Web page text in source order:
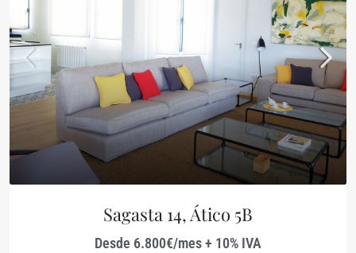
Sagasta 14, Ático 5B
Desde 6.800€/mes + 10% IVA